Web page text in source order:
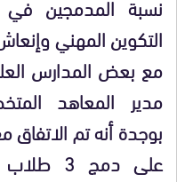
التكوين المهني
مع بعض المدارس
مدير المعاهد
بوجدة أنه تم
على